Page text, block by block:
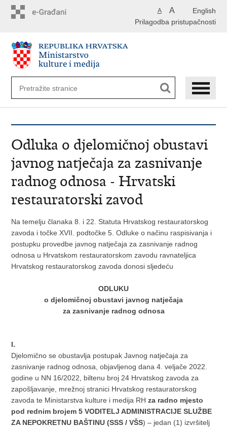
English
A A
Prilagodba pristupačnosti
Odluka o djelomičnoj obustavi
javnog natječaja za zasnivanje
radnog odnosa - Hrvatski
restauratorski zavod
Na temelju članaka 8. i 22. Statuta Hrvatskog restauratorskog
zavoda i točke XVII. podtočke 5. Odluke o načinu raspisivanja i
postupku provedbe javnog natječaja za zasnivanje radnog
odnosa u Hrvatskom restauratorskom zavodu ravnateljica
Hrvatskog restauratorskog zavoda donosi sljedeću
ODLUKU
o djelomičnoj obustavi javnog natječaja
za zasnivanje radnog odnosa
I.
Djelomično se obustavlja postupak Javnog natječaja za
zasnivanje radnog odnosa, objavljenog dana 4. veljače 2022.
godine u NN 16/2022, biltenu broj 24 Hrvatskog zavoda za
zapošljavanje, mrežnoj stranici Hrvatskog restauratorskog
zavoda te Ministarstva kulture i medija RHza radno mjesto
pod rednim brojem 5 VODITELJ ADMINISTRACIJE SLUŽBE
ZA NEPOKRETNU BAŠTINU (SSS / VŠS) – jedan (1) izvršitelj